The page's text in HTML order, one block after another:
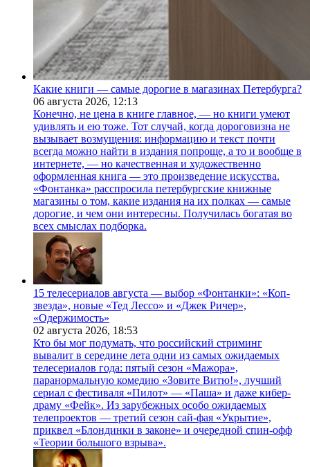
Какие книги — самые дорогие в магазинах Петербурга?
06 августа 2026, 12:13
Конечно, не цена в книге главное, — но книги умеют
удивлять и ею тоже. Тот случай, когда дороговизна не
вызывает возмущения: информацию и текст почти
всегда можно найти в издания попроще, а то и вообще в
интернете, — но качественная и художественно
оформленная книга — это произведение искусства.
«Фонтанка» расспросила петербургские книжные
магазины о том, какие издания на их полках — самые
дорогие, и чем они интересны. Получилась богатая во
всех смыслах подборка.
15 телесериалов августа — выбор «Фонтанки»: «Коп-
звезда», новые «Тед Лессо» и «Джек Ричер»,
«Одержимость»
02 августа 2026, 18:53
Кто бы мог подумать, что российский стриминг
вывалит в середине лета одни из самых ожидаемых
телесериалов года: пятый сезон «Мажора»,
паранормальную комедию «Зовите Витю!», лучший
сериал с фестиваля «Пилот» — «Паша» и даже кибер-
драму «Фейк». Из зарубежных особо ожидаемых
телепроектов — третий сезон сай-фая «Укрытие»,
приквел «Блондинки в законе» и очередной спин-офф
«Теории большого взрыва».